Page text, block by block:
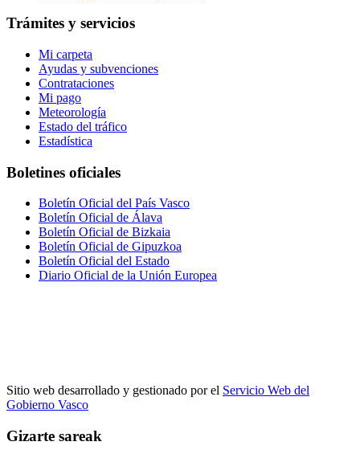
Trámites y servicios
Mi carpeta
Ayudas y subvenciones
Contrataciones
Mi pago
Meteorología
Estado del tráfico
Estadística
Boletines oficiales
Boletín Oficial del País Vasco
Boletín Oficial de Álava
Boletín Oficial de Bizkaia
Boletín Oficial de Gipuzkoa
Boletín Oficial del Estado
Diario Oficial de la Unión Europea
Sitio web desarrollado y gestionado por el Servicio Web del
Gobierno Vasco
Gizarte sareak